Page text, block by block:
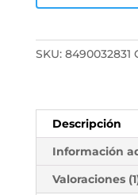
SKU: 8490032831
Descripción
Información
Valoraciones